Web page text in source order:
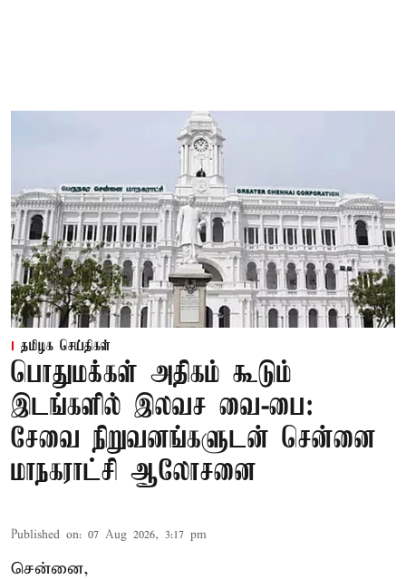
தமிழக செய்திகள்
பொதுமக்கள் அதிகம் கூடும்
இடங்களில் இலவச வை-பை:
சேவை நிறுவனங்களுடன் சென்னை
மாநகராட்சி ஆலோசனை
Published on: 07 Aug 2026, 3:17 pm
சென்னை,